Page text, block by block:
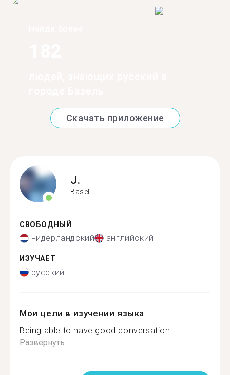
Скачать приложение
J.
Basel
СВОБОДНЫЙ
нидерландский английский
ИЗУЧАЕТ
русский
Мои цели в изучении языка
Being able to have good conversation...
Развернуть